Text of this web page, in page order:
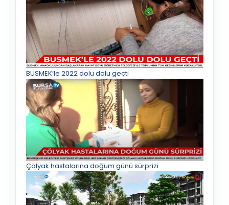
BUSMEK’le 2022 dolu dolu geçti
Çölyak hastalarına doğum günü sürprizi